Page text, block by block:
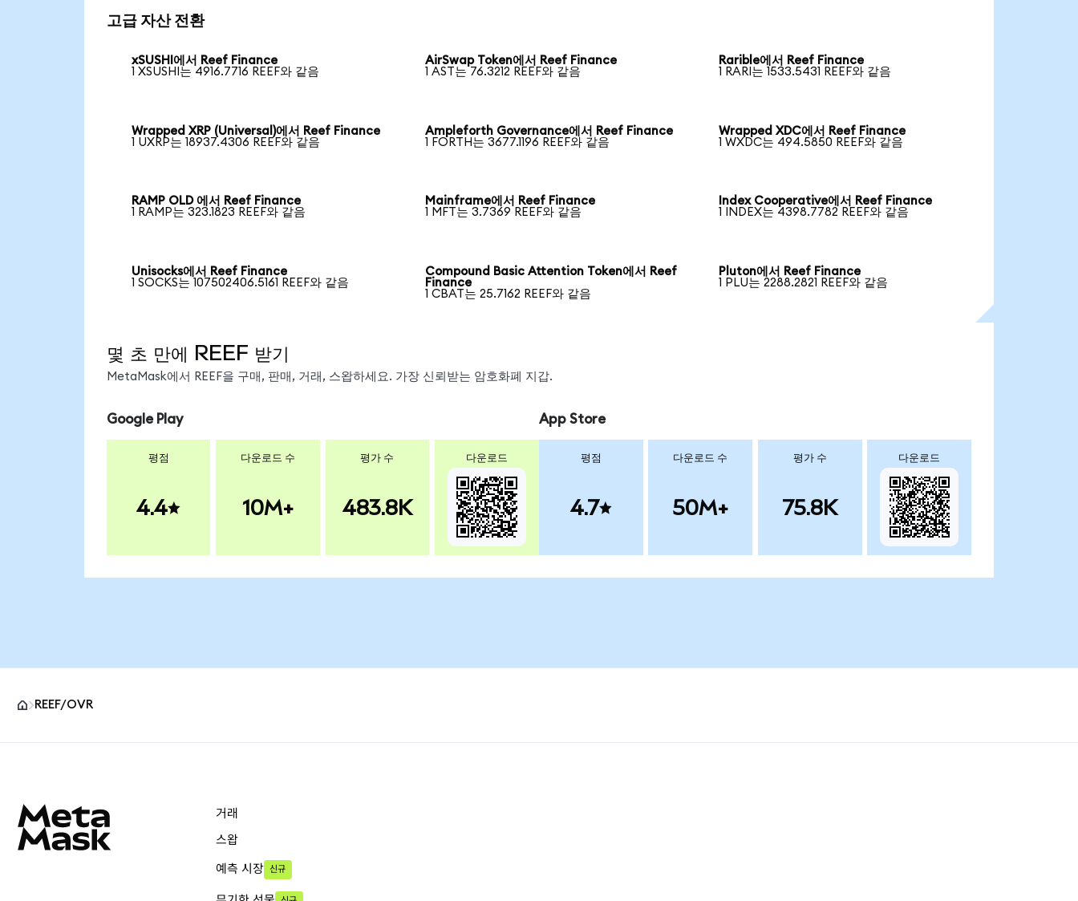
고급 자산 전환
xSUSHI에서 Reef Finance
1 XSUSHI는 4916.7716 REEF와 같음
AirSwap Token에서 Reef Finance
1 AST는 76.3212 REEF와 같음
Rarible에서 Reef Finance
1 RARI는 1533.5431 REEF와 같음
Wrapped XRP (Universal)에서 Reef Finance
1 UXRP는 18937.4306 REEF와 같음
Ampleforth Governance에서 Reef Finance
1 FORTH는 3677.1196 REEF와 같음
Wrapped XDC에서 Reef Finance
1 WXDC는 494.5850 REEF와 같음
RAMP OLD 에서 Reef Finance
1 RAMP는 323.1823 REEF와 같음
Mainframe에서 Reef Finance
1 MFT는 3.7369 REEF와 같음
Index Cooperative에서 Reef Finance
1 INDEX는 4398.7782 REEF와 같음
Unisocks에서 Reef Finance
1 SOCKS는 107502406.5161 REEF와 같음
Compound Basic Attention Token에서 Reef
Finance
1 CBAT는 25.7162 REEF와 같음
Pluton에서 Reef Finance
1 PLU는 2288.2821 REEF와 같음
몇 초 만에 REEF 받기
MetaMask에서 REEF을 구매, 판매, 거래, 스왑하세요. 가장 신뢰받는 암호화폐 지갑.
Google Play
평점
4.4
다운로드 수
10M+
평가 수
483.8K
다운로드
App Store
평점
4.7
다운로드 수
50M+
평가 수
75.8K
다운로드
REEF/OVR
거래
스왑
예측 시장 신규